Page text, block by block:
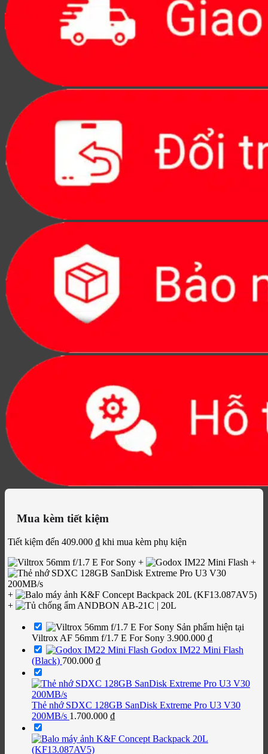
Mua kèm tiết kiệm
Tiết kiệm đến 409.000 ₫ khi mua kèm phụ kiện
+
+
+
+
Sản phẩm hiện tại
Viltrox AF 56mm f/1.7 E For Sony 3.900.000 ₫
Godox IM22 Mini Flash
(Black) 700.000 ₫
Thẻ nhớ SDXC 128GB SanDisk Extreme Pro U3 V30
200MB/s 1.700.000 ₫